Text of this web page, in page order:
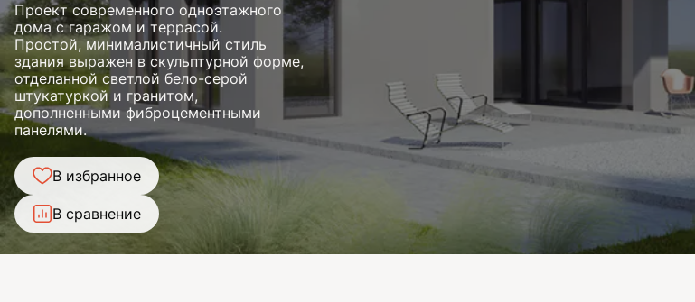
Проект современного одноэтажного
дома с гаражом и террасой.
Простой, минималистичный стиль
здания выражен в скульптурной форме,
отделанной светлой бело-серой
штукатуркой и гранитом,
дополненными фиброцементными
панелями.
В избранное
В сравнение